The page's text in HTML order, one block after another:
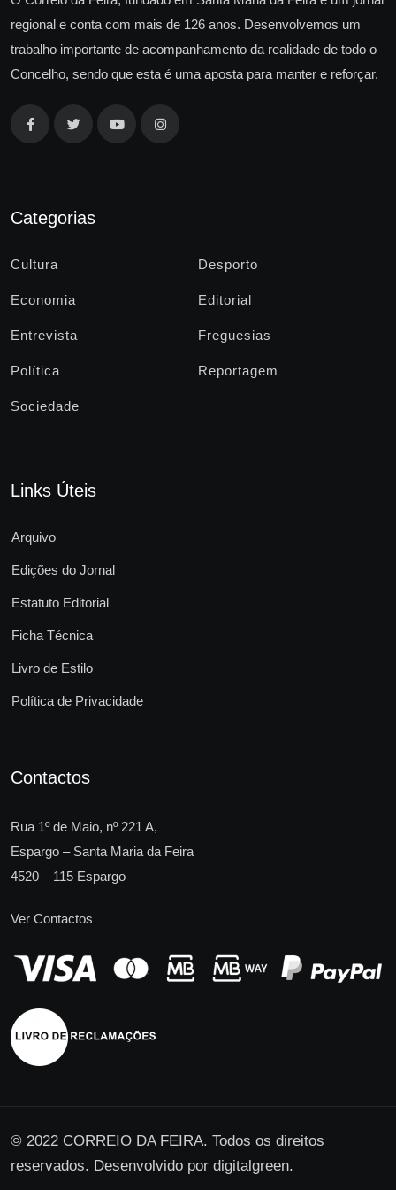
regional e conta com mais de 126 anos. Desenvolvemos um
trabalho importante de acompanhamento da realidade de todo o
Concelho, sendo que esta é uma aposta para manter e reforçar.
Categorias
Cultura Desporto
Economia Editorial
Entrevista Freguesias
Política Reportagem
Sociedade
Links Úteis
Arquivo
Edições do Jornal
Estatuto Editorial
Ficha Técnica
Livro de Estilo
Política de Privacidade
Contactos
Rua 1º de Maio, nº 221 A,
Espargo – Santa Maria da Feira
4520 – 115 Espargo
Ver Contactos
© 2022 CORREIO DA FEIRA. Todos os direitos
reservados. Desenvolvido por digitalgreen.